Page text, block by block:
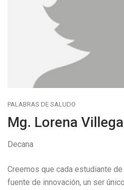
PALABRAS DE SALUDO
Mg. Lorena
Decana
Creemos que cada estudiante
fuente de innovación, un ser